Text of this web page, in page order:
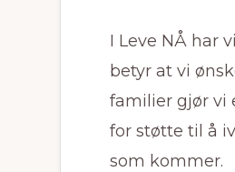
I Leve NÅ har
betyr at vi
familier gjør vi
for støtte til å
som kommer.